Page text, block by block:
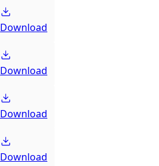
Download
Download
Download
Download